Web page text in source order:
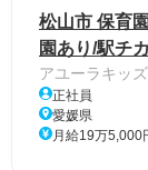
松山市 保育
園あり/駅チカ
アユーラキッ
正社員
愛媛県
月給19万5,000